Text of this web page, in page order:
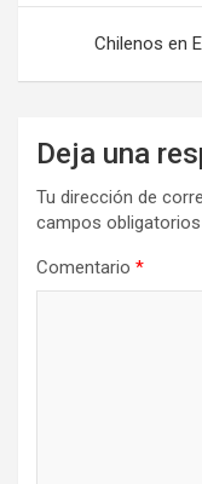
entradasChilenos en
Deja una
Tu dirección de
campos
Comentario *